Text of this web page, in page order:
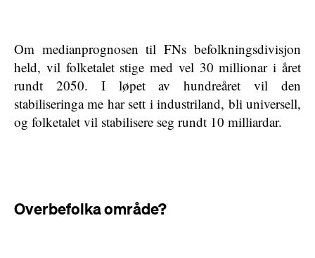
Om medianprognosen til FNs befolkningsdivisjon
held, vil folketalet stige med vel 30 millionar i året
rundt 2050. I løpet av hundreåret vil den
stabiliseringa me har sett i industriland, bli universell,
og folketalet vil stabilisere seg rundt 10 milliardar.
Overbefolka område?